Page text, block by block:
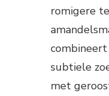
romigere
subtiele
met